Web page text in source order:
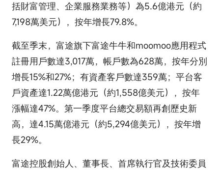
括財富管理、企業服務業務等）為5.6億港元（約
7,198萬美元），按年增長79.8%。
截至季末，富途旗下富途牛牛和moomoo應用程式
註冊用戶數達3,017萬，帳戶數為628萬，按年分別
增長15%和27%；有資產客戶數達359萬；平台客
戶資產達1.22萬億港元（約1,558億美元），按年
漲幅達47%。第一季度平台總交易額再創歷史新
高，達4.15萬億港元（約5,294億美元），按年增
長29%。
富途控股創始人、董事長、首席執行官及技術委員